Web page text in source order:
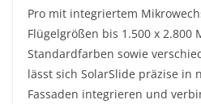
Pro mit integriertem
Flügelgrößen bis 1.500 x 2.800
Standardfarben sowie
lässt sich SolarSlide präzise in
Fassaden integrieren und